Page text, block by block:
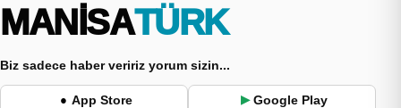
MANİSA TÜRK
Biz sadece haber veririz yorum sizin...
● App Store ▶ Google Play